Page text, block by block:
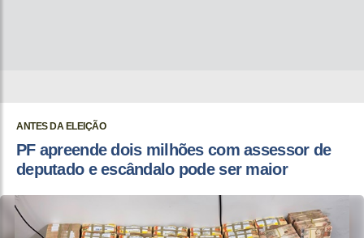
ANTES DA ELEIÇÃO
PF apreende dois milhões com assessor de
deputado e escândalo pode ser maior